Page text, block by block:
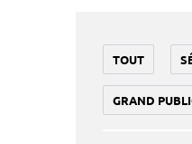
TOUT
GRAND